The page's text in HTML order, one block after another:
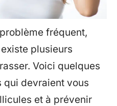
fréquent,
plusieurs
Voici quelques
qui devraient vous
et à prévenir